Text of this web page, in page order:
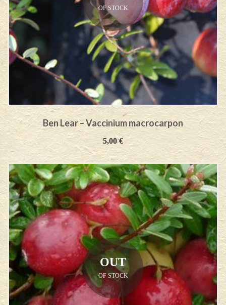
OF STOCK
Ben Lear – Vaccinium macrocarpon
5,00€
OUT
OF STOCK